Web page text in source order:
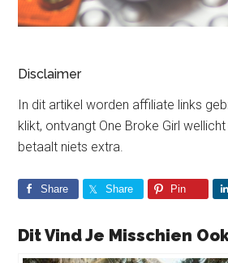
Disclaimer
In dit artikel worden affiliate links
klikt, ontvangt One Broke Girl
betaalt niets extra.
Share Share Pin
Dit Vind Je Misschien